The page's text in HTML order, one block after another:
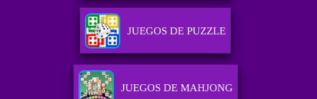
JUEGOS DE PUZZLE
JUEGOS DE MAHJONG